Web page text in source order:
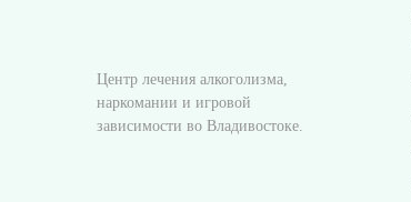
Центр лечения алкоголизма,
наркомании и игровой
зависимости во Владивостоке.